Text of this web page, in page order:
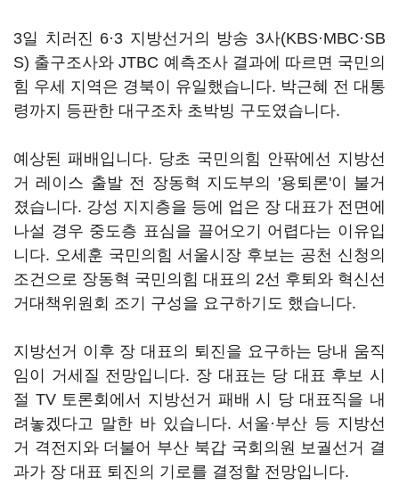
3일 치러진 6·3 지방선거의 방송 3사(KBS·MBC·SB
S) 출구조사와 JTBC 예측조사 결과에 따르면 국민의
힘 우세 지역은 경북이 유일했습니다. 박근혜 전 대통
령까지 등판한 대구조차 초박빙 구도였습니다.
예상된 패배입니다. 당초 국민의힘 안팎에선 지방선
거 레이스 출발 전 장동혁 지도부의 '용퇴론'이 불거
졌습니다. 강성 지지층을 등에 업은 장 대표가 전면에
나설 경우 중도층 표심을 끌어오기 어렵다는 이유입
니다. 오세훈 국민의힘 서울시장 후보는 공천 신청의
조건으로 장동혁 국민의힘 대표의 2선 후퇴와 혁신선
거대책위원회 조기 구성을 요구하기도 했습니다.
지방선거 이후 장 대표의 퇴진을 요구하는 당내 움직
임이 거세질 전망입니다. 장 대표는 당 대표 후보 시
절 TV 토론회에서 지방선거 패배 시 당 대표직을 내
려놓겠다고 말한 바 있습니다. 서울·부산 등 지방선
거 격전지와 더불어 부산 북갑 국회의원 보궐선거 결
과가 장 대표 퇴진의 기로를 결정할 전망입니다.